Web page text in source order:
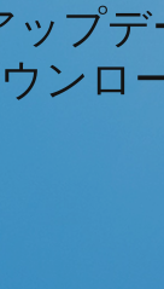
ップデ
ンロ